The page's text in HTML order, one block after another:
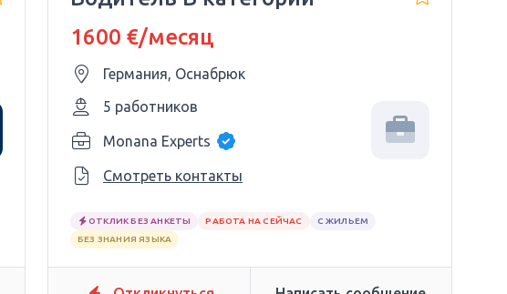
1600 €/месяц
Германия, Оснабрюк
5 работников
Monana Experts
Смотреть контакты
ОТКЛИК БЕЗ АНКЕТЫ РАБОТА НА СЕЙЧАС
С ЖИЛЬЕМ
БЕЗ ЗНАНИЯ ЯЗЫКА